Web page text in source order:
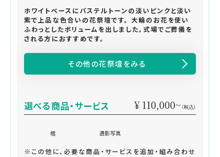
ホワイトベースにパステルトーンの淡いピンクと淡い
紫で上品な色合いの花祭壇です。 大輪のお花を使い
ふわっとしたボリュームを出しました。式場でご葬儀を
される方におすすめです。
その他の花祭壇をみる
選べる商品・サービス ¥ 110,000~ （税込）
棺 遺影写真
※この他に、必要な商品・サービスを追加・組み合わせ